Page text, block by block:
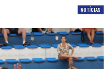
NOTÍCIAS